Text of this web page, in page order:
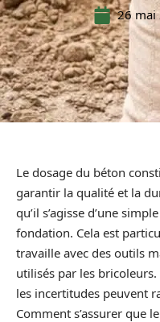
26 mai
Le dosage du béton
garantir la qualité et la
qu’il s’agisse d’une
fondation. Cela est
travaille avec des outils
utilisés par les
les incertitudes peuvent
Comment s’assurer que